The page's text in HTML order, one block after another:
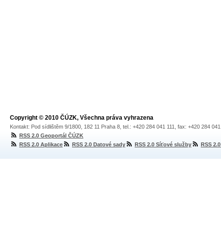
Copyright © 2010 ČÚZK, Všechna práva vyhrazena
Kontakt: Pod sídlištěm 9/1800, 182 11 Praha 8, tel.: +420 284 041 111, fax: +420 284
RSS 2.0 Geoportál ČÚZK
RSS 2.0 Aplikace
RSS 2.0 Datové sady RSS 2.0 Síťové služby RSS